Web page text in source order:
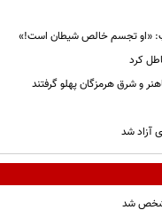
«او تجسم خالص شیطان است!»
کرد
شد